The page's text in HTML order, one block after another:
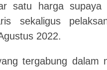
satu harga supaya
sekaligus
2022.
tergabung dalam